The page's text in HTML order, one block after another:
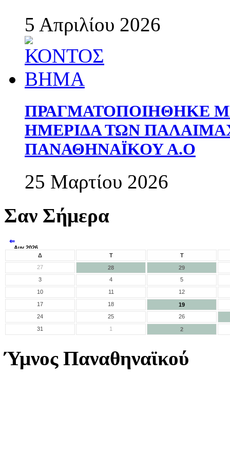
5 Απριλίου 2026
ΠΡΑΓΜΑΤΟΠΟΙΗΘΗΚΕ
ΗΜΕΡΙΔΑ ΤΩΝ
ΠΑΝΑΘΗΝΑΪΚΟΥ Α.Ο
25 Μαρτίου 2026
Σαν Σήμερα
⇐
Αυγ 2026
Δ Τ
Τ
27
28
29
3
4
5
10
11
12
17
18
19
24
25
26
31
1 2
Ύμνος Παναθηναϊκού